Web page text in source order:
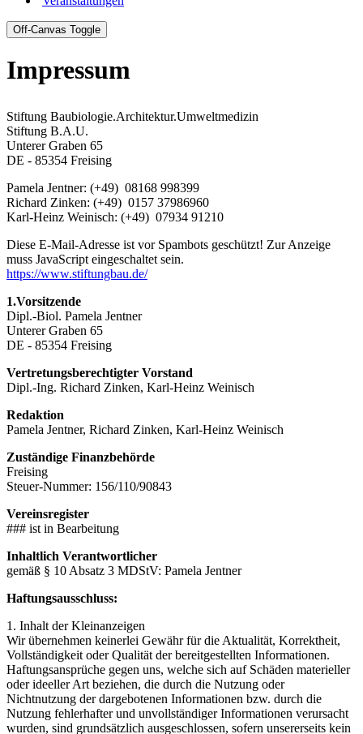
Off-Canvas Toggle
Impressum
Stiftung Baubiologie.Architektur.Umweltmedizin
Stiftung B.A.U.
Unterer Graben 65
DE - 85354 Freising
Pamela Jentner: (+49) 08168 998399
Richard Zinken: (+49) 0157 37986960
Karl-Heinz Weinisch: (+49) 07934 91210
Diese E-Mail-Adresse ist vor Spambots geschützt! Zur Anzeige
muss JavaScript eingeschaltet sein.
https://www.stiftungbau.de/
1.Vorsitzende
Dipl.-Biol. Pamela Jentner
Unterer Graben 65
DE - 85354 Freising
Vertretungsberechtigter Vorstand
Dipl.-Ing. Richard Zinken, Karl-Heinz Weinisch
Redaktion
Pamela Jentner, Richard Zinken, Karl-Heinz Weinisch
Zuständige Finanzbehörde
Freising
Steuer-Nummer: 156/110/90843
Vereinsregister
### ist in Bearbeitung
Inhaltlich Verantwortlicher
gemäß § 10 Absatz 3 MDStV: Pamela Jentner
Haftungsausschluss:
1. Inhalt der Kleinanzeigen
Wir übernehmen keinerlei Gewähr für die Aktualität, Korrektheit,
Vollständigkeit oder Qualität der bereitgestellten Informationen.
Haftungsansprüche gegen uns, welche sich auf Schäden materieller
oder ideeller Art beziehen, die durch die Nutzung oder
Nichtnutzung der dargebotenen Informationen bzw. durch die
Nutzung fehlerhafter und unvollständiger Informationen verursacht
wurden, sind grundsätzlich ausgeschlossen, sofern unsererseits kein